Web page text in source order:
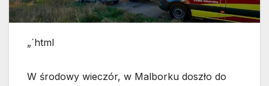
„`html
W środowy wieczór, w Malborku doszło do